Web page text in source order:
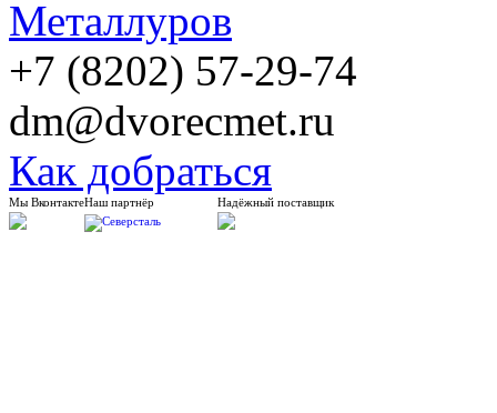
+7 (8202) 57-29-74
dm@dvorecmet.ru
Как добраться
Мы ВконтактеНаш партнёр Надёжный поставщик